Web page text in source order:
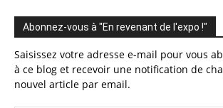
Abonnez-vous à "En revenant de l'expo !"
Saisissez votre adresse e-mail pour vous
à ce blog et recevoir une notification de
nouvel article par email.